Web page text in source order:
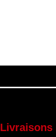
Livraisons